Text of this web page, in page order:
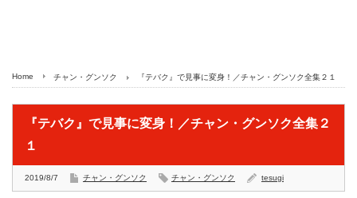
Home チャン・グンソク 『テバク』で見事に変身！／チャン・グンソク全集２１
『テバク』で見事に変身！／チャン・グンソク全集２
１
2019/8/7 チャン・グンソク チャン・グンソク tesugi